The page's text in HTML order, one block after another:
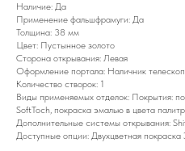
Наличие: Да
Применение фальшфрамуги: Да
Толщина: 38 мм
Цвет: Пустынное золото
Сторона открывания: Левая
Оформление портала: Наличник телескоп
Количество створок: 1
Виды применяемых отделок: Покрытия:
SoftToch, покраска эмалью в цвета
Дополнительные системы открывания:
Доступные опции: Двухцветная